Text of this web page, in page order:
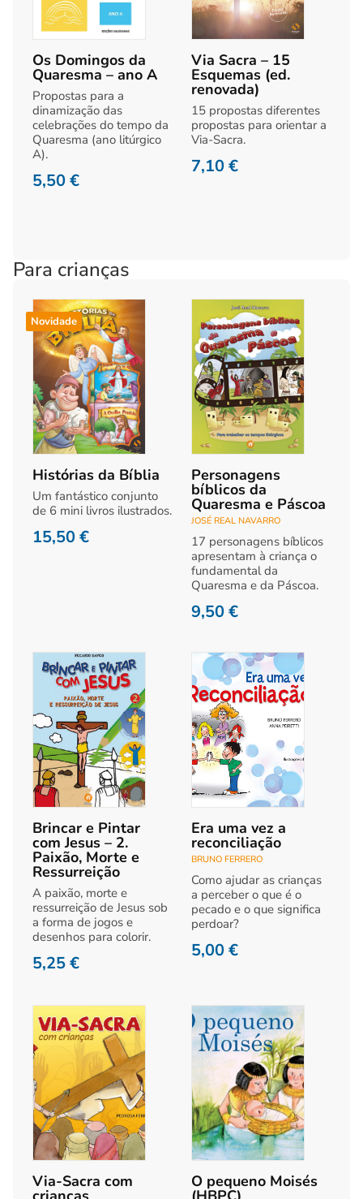
Os Domingos da
Quaresma – ano A
Propostas para a
dinamização das
celebrações do tempo da
Quaresma (ano litúrgico
A).
5,50€
Via Sacra – 15
Esquemas (ed.
renovada)
15 propostas diferentes
propostas para orientar a
Via-Sacra.
7,10€
Para crianças
Novidade
Histórias da Bíblia
Um fantástico conjunto
de 6 mini livros ilustrados.
15,50€
Personagens
bíblicos da
Quaresma e Páscoa
JOSÉ REAL NAVARRO
17 personagens bíblicos
apresentam à criança o
fundamental da
Quaresma e da Páscoa.
9,50€
Brincar e Pintar
com Jesus – 2.
Paixão, Morte e
Ressurreição
A paixão, morte e
ressurreição de Jesus sob
a forma de jogos e
desenhos para colorir.
5,25€
Era uma vez a
reconciliação
BRUNO FERRERO
Como ajudar as crianças
a perceber o que é o
pecado e o que significa
perdoar?
5,00€
Via-Sacra com O pequeno Moisés